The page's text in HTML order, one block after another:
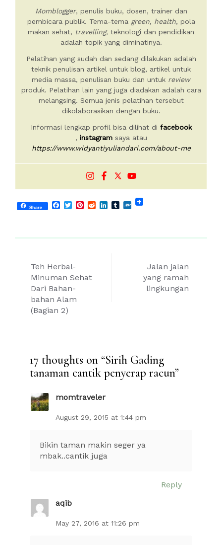
Momblogger, penulis buku, dosen, trainer dan
pembicara publik. Tema-tema green, health, pola
makan sehat, travelling, teknologi dan pendidikan
adalah topik yang diminatinya.
Pelatihan yang sudah dan sedang dilakukan adalah
teknik penulisan artikel untuk blog, artikel untuk
media massa, penulisan buku dan untuk review
produk. Pelatihan lain yang juga diadakan adalah cara
melangsing. Semua jenis pelatihan tersebut
dikolaborasikan dengan buku.
Informasi lengkap profil bisa dilihat di facebook
, instagramsaya atau
https://www.widyantiyuliandari.com/about-me
Share Facebook
TwitterPinterest
RedditLinkedIn
Tumblr
Folkd
Post
navigation
Teh Herbal-
Minuman Sehat
Dari Bahan-
bahan Alam
(Bagian 2)
Jalan jalan
yang ramah
lingkungan
17 thoughts on “Sirih Gading
tanaman cantik penyerap racun”
momtraveler
August 29, 2015 at 1:44 pm
Bikin taman makin seger ya
mbak..cantik juga
Reply
aqib
May 27, 2016 at 11:26 pm